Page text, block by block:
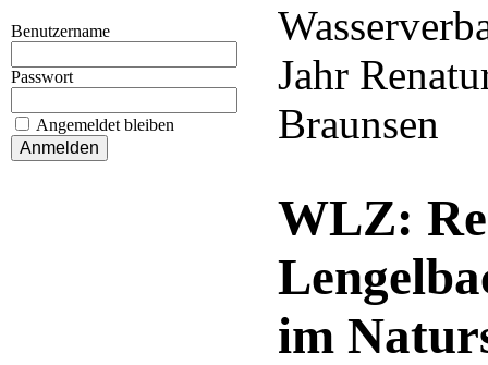
Benutzername
Passwort
Angemeldet bleiben
Jahr
Braunsen
WLZ:
im